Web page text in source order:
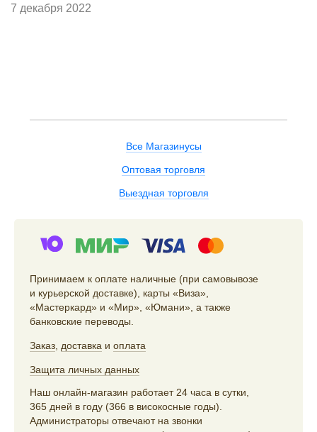
7 декабря 2022
Все Магазинусы
Оптовая торговля
Выездная торговля
Принимаем к оплате наличные (при самовывозе
и курьерской доставке), карты «Виза»,
«Мастеркард» и «Мир», «Юмани», а также
банковские переводы.
Заказ доставка и оплата
Защита личных данных
Наш онлайн-магазин работает 24 часа в сутки,
365 дней в году (366 в високосные годы).
Администраторы отвечают на звонки